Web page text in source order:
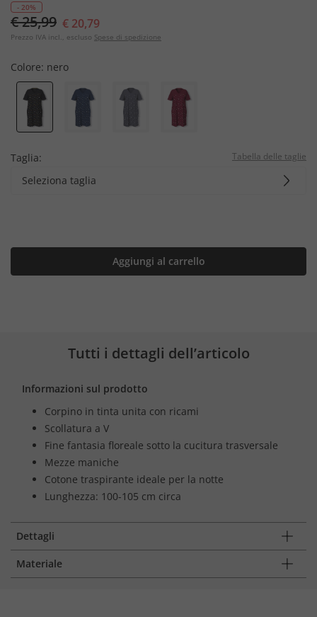
- 20%
€ 25,99 € 20,79
Prezzo IVA incl., escluso Spese di spedizione
Colore: nero
Taglia: Tabella delle taglie
Seleziona taglia
Aggiungi al carrello
Tutti i dettagli dell’articolo
Informazioni sul prodotto
Corpino in tinta unita con ricami
Scollatura a V
Fine fantasia floreale sotto la cucitura trasversale
Mezze maniche
Cotone traspirante ideale per la notte
Lunghezza: 100-105 cm circa
Dettagli
Materiale